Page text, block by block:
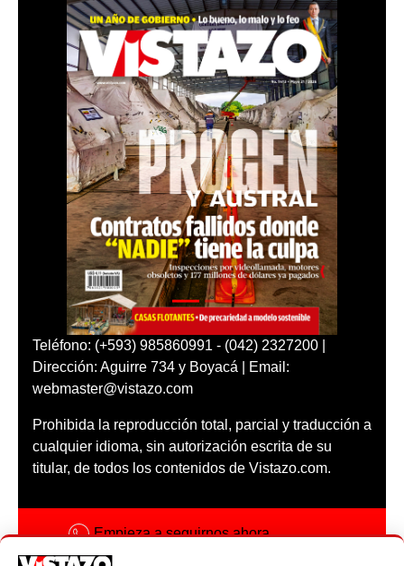
Teléfono: (+593) 985860991 - (042) 2327200 |
Dirección: Aguirre 734 y Boyacá | Email:
webmaster@vistazo.com
Prohibida la reproducción total, parcial y traducción a
cualquier idioma, sin autorización escrita de su
titular, de todos los contenidos de Vistazo.com.
Empieza a seguirnos ahora